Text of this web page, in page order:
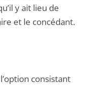
y ait lieu de
et le concédant.
consistant